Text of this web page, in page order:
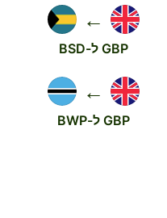
←
GBP ל-BSD
←
GBP ל-BWP